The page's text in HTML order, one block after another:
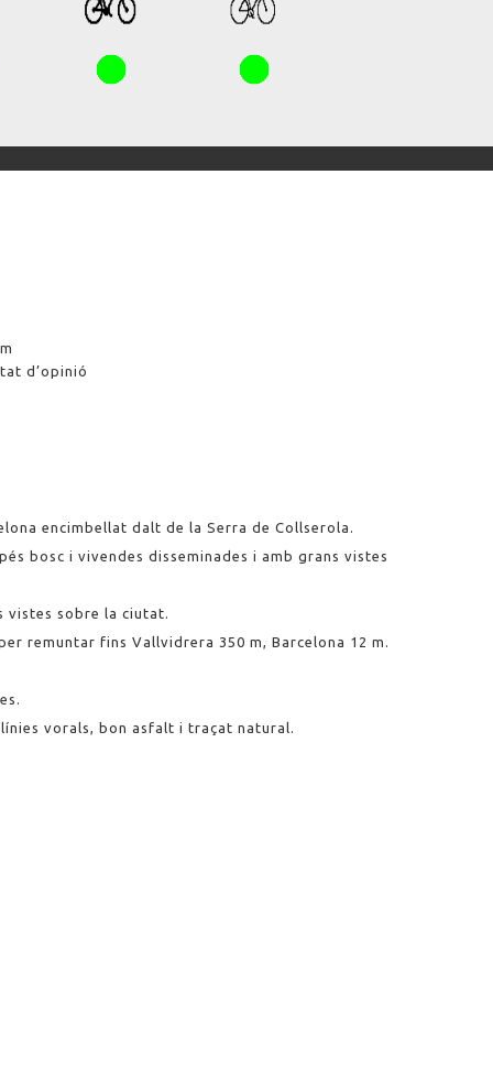
d’opinió
encimbellat dalt de la Serra de Collserola.
bosc i vivendes disseminades i amb grans vistes
vistes sobre la ciutat.
remuntar fins Vallvidrera 350 m, Barcelona 12 m.
vorals, bon asfalt i traçat natural.